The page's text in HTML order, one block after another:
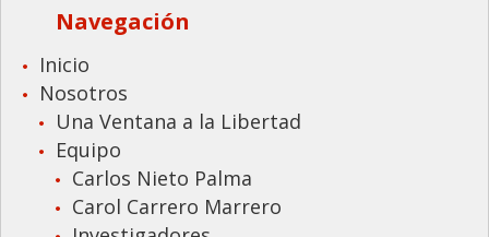
Navegación
Inicio
Nosotros
Una Ventana a la Libertad
Equipo
Carlos Nieto Palma
Carol Carrero Marrero